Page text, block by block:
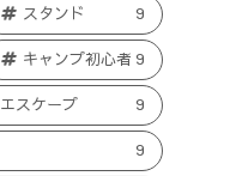
スタンド 9
キャンプ初心者 9
エスケープ 9
9